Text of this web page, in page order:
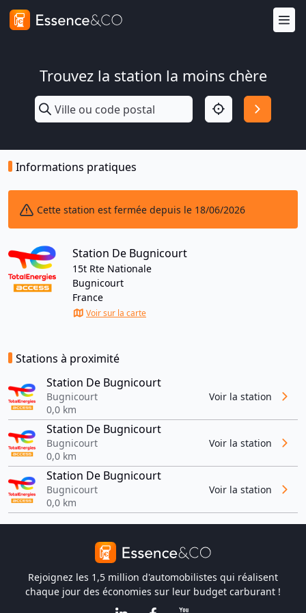
Trouvez la station la moins chère
Informations pratiques
Cette station est fermée depuis le 18/06/2026
Station De Bugnicourt
15t Rte Nationale
Bugnicourt
France
Voir sur la carte
Stations à proximité
Station De Bugnicourt
Bugnicourt
0,0 km
Voir la station
Station De Bugnicourt
Bugnicourt
0,0 km
Voir la station
Station De Bugnicourt
Bugnicourt
0,0 km
Voir la station
Rejoignez les 1,5 million d'automobilistes qui réalisent
chaque jour des économies sur leur budget carburant !